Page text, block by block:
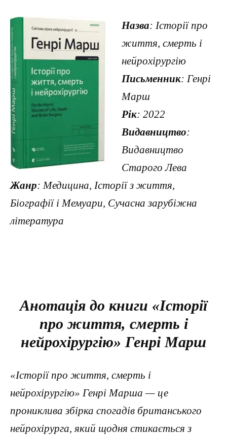
Назва: Історії про
життя, смерть і
нейрохірургію
Письменник: Генрі
Марш
Рік: 2022
Видавництво:
Видавництво
Старого Лева
Жанр: Медицина, Історії з життя,
Біографії і Мемуари, Сучасна зарубіжна
література
Анотація до книги «Історії
про життя, смерть і
нейрохірургію» Генрі Марш
«Історії про життя, смерть і
нейрохірургію» Генрі Марша — це
прониклива збірка спогадів британського
нейрохірурга, який щодня стикається з